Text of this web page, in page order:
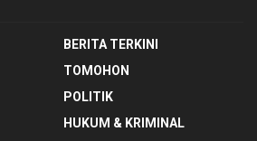
BERITA TERKINI
TOMOHON
POLITIK
HUKUM & KRIMINAL